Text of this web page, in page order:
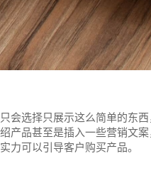
会选择只展示这么简单的东
产品甚至是插入一些营销文
可以引导客户购买产品。